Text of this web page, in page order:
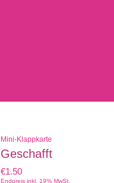
Mini-Klappkarte
Geschafft
€1.50
Endpreis inkl. 19% MwSt.